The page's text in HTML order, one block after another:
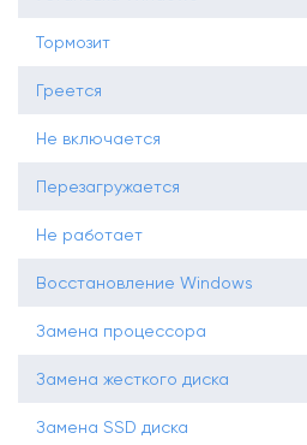
Тормозит
Греется
Не включается
Перезагружается
Не работает
Восстановление Windows
Замена процессора
Замена жесткого диска
Замена SSD диска